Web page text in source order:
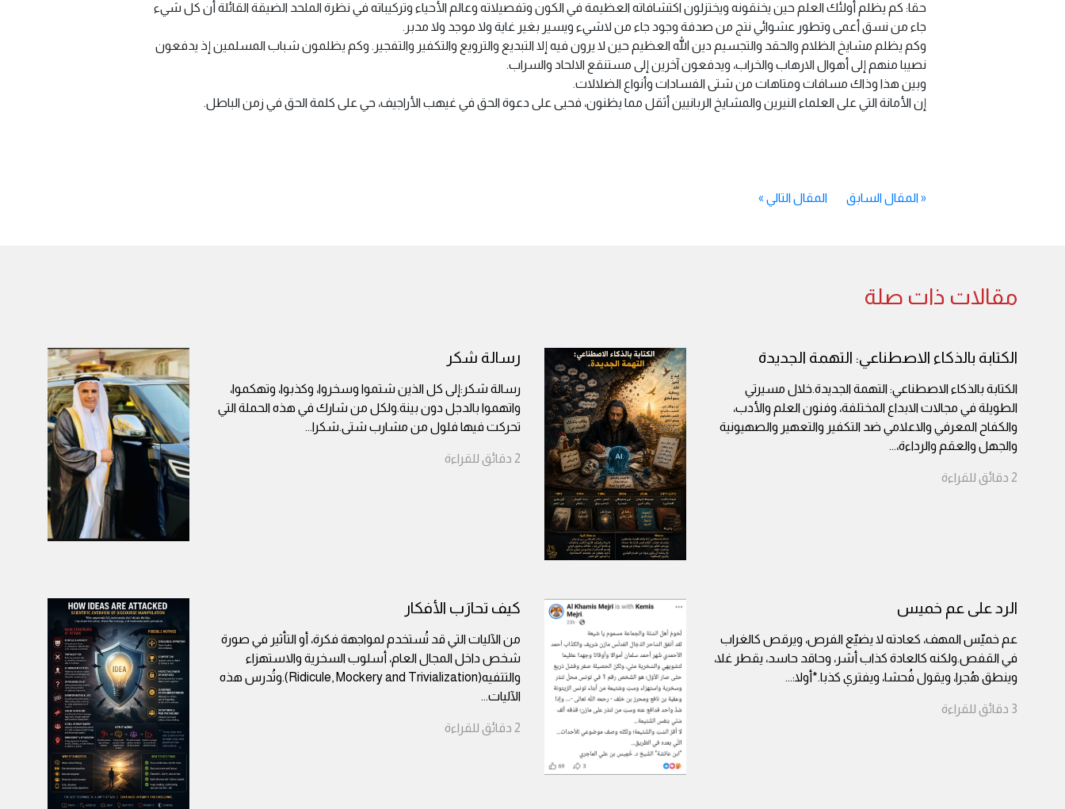
حقا: كم يظلم أولئك العلم حين يخنقونه ويختزلون اكتشافاته العظيمة في الكون وتفصيلاته وعالم الأحياء وتركيباته في نظرة الملحد الضيقة القائلة أن كل شيء
جاء من نسق أعمى وتطور عشوائي نتج من صدفة وجود جاء من لاشيء ويسير بغير غاية ولا موجد ولا مدبر.
وكم يظلم مشايخ الظلام والحقد والتجسيم دين الله العظيم حين لا يرون فيه إلا التبديع والترويع والتكفير والتفجير. وكم يظلمون شباب المسلمين إذ يدفعون
نصيبا منهم إلى أهوال الارهاب والخراب، ويدفعون آخرين إلى مستنقع الالحاد والسراب.
وبين هذا وذاك مسافات ومتاهات من شتى الفسادات وأنواع الضلالات.
إن الأمانة التي على العلماء النيرين والمشايخ الربانيين أثقل مما يظنون، فحيى على دعوة الحق في غيهب الأراجيف، حي على كلمة الحق في زمن الباطل.
«المقال السابق المقال التالي »
مقالات ذات صلة
الكتابة بالذكاء الاصطناعي: التهمة الجديدة
الكتابة بالذكاء الاصطناعي: التهمة الجديدة.خلال مسيرتي
الطويلة في مجالات الابداع المختلفة، وفنون العلم والأدب،
والكفاح المعرفي والاعلامي ضد التكفير والتعهير والصهيونية
والجهل والعقم والرداءة،...
2 دقائق للقراءة
رسالة شكر
رسالة شكر:إلى كل الذين شتموا وسخروا، وكذبوا، وتهكموا،
واتهموا بالدجل دون بينة.ولكل من شارك في هذه الحملة التي
تحركت فيها فلول من مشارب شتى.شكرا...
2 دقائق للقراءة
الرد على عم خميس
عم خميّس المهف، كعادته لا يضيّع الفرص، ويرقص كالغراب
في القفص.ولكنه كالعادة كذاب أشر، وحاقد حاسد، يقطر غلا،
وينطق هُجرا، ويقول فُحشا، ويفتري كذبا.*أولا:...
3 دقائق للقراءة
كيف تحارَب الأفكار
من الآليات التي قد تُستخدم لمواجهة فكرة، أو التأثير في صورة
شخص داخل المجال العام، أسلوب السخرية والاستهزاء
والتتفيه(Ridicule, Mockery and Trivialization).وتُدرس هذه
الآليات...
2 دقائق للقراءة